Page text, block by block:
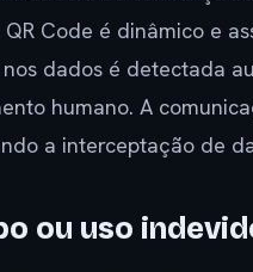
QR Code é dinâmico e
dados é detectada
humano. A
a interceptação de
ou uso